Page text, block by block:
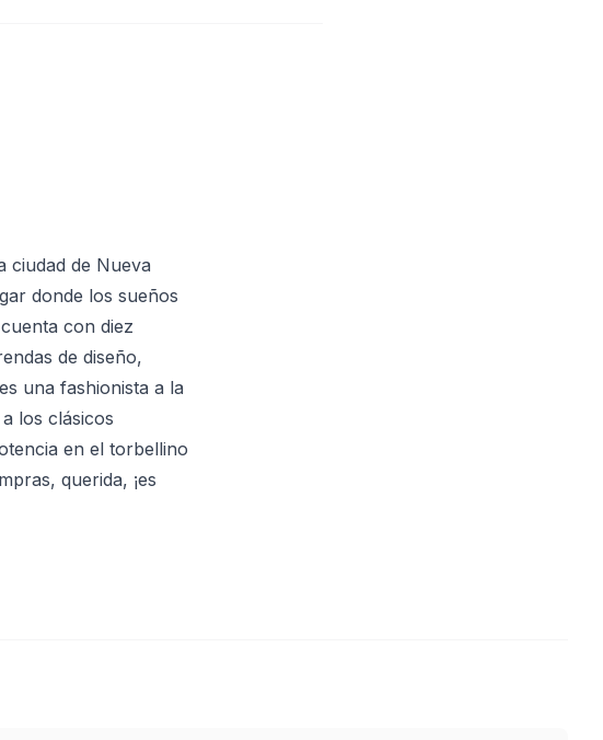
ciudad de Nueva
donde los sueños
con diez
de diseño,
una fashionista a la
los clásicos
en el torbellino
querida, ¡es